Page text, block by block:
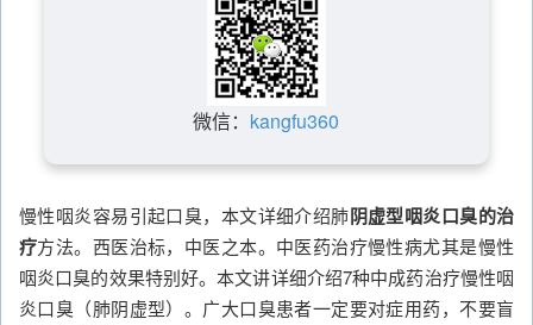
微信： kangfu360
慢性咽炎容易引起口臭，本文详细介绍肺阴虚型咽炎口臭的治
疗方法。西医治标，中医之本。中医药治疗慢性病尤其是慢性
咽炎口臭的效果特别好。本文讲详细介绍7种中成药治疗慢性咽
炎口臭（肺阴虚型）。广大口臭患者一定要对症用药，不要盲